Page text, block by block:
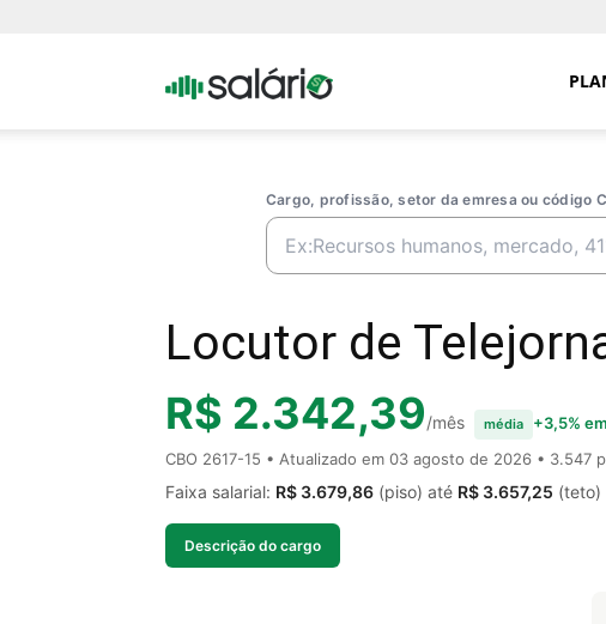
Portal
Cargo, profissão, setor da emresa ou código
Locutor de
R$ 2.342,39/mês média
+3,5%
CBO 2617-15 • Atualizado em 03 agosto de 2026 • 3.547
Faixa salarial: R$ 3.679,86 (piso) até R$ 3.657,25 (teto)
Descrição do cargo